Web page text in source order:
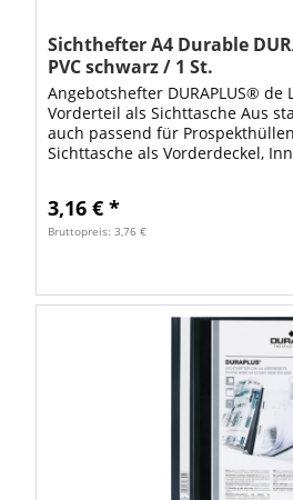
Sichthefter A4 Durable
PVC schwarz / 1 St.
Angebotshefter DURAPLUS® de
Vorderteil als Sichttasche Aus
auch passend für
Sichttasche als Vorderdeckel,
3,16 € *
Bruttopreis: 3,76 €